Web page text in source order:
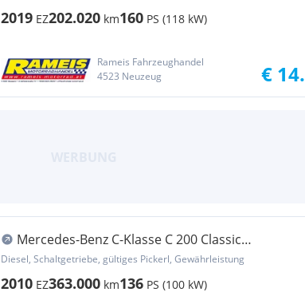
2019 EZ202.020 km160 PS (118 kW)
Rameis Fahrzeughandel
4523 Neuzeug
€
Mercedes-Benz C-Klasse C 200 Classic
BlueEfficiency CDI " FINANZIERUG ...
Diesel, Schaltgetriebe, gültiges Pickerl, Gewährleistung
2010 EZ363.000 km136 PS (100 kW)